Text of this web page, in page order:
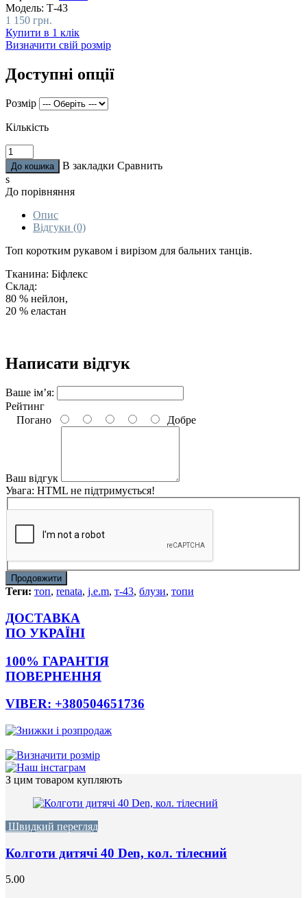
Модель: Т-43
1 150 грн.
Купити в 1 клік
Визначити свій розмір
Доступні опції
Розмір
Кількість
В закладки Сравнить
s
До порівняння
Опис
Відгуки (0)
Топ коротким рукавом і вирізом для бальних танців.
Тканина: Біфлекс
Склад:
80 % нейлон,
20 % еластан
Написати відгук
Ваше ім’я:
Рейтинг
Погано
Добре
Ваш відгук
Увага: HTML не підтримується!
Продовжити
Теги: топ, renata, j.e.m, т-43, блузи, топи
ДОСТАВКА
ПО УКРАЇНІ
100% ГАРАНТІЯ
ПОВЕРНЕННЯ
VIBER: +380504651736
З цим товаром купляють
Швидкий перегляд
Колготи дитячі 40 Den, кол. тілесний
5.00